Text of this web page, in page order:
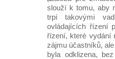
slouží k tomu, aby
trpí takovými
ovládajících řízení
řízení, které vydání
zájmu účastníků,
byla odklizena,